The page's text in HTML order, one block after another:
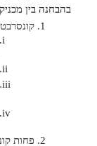
בהבחנה בין
פחות